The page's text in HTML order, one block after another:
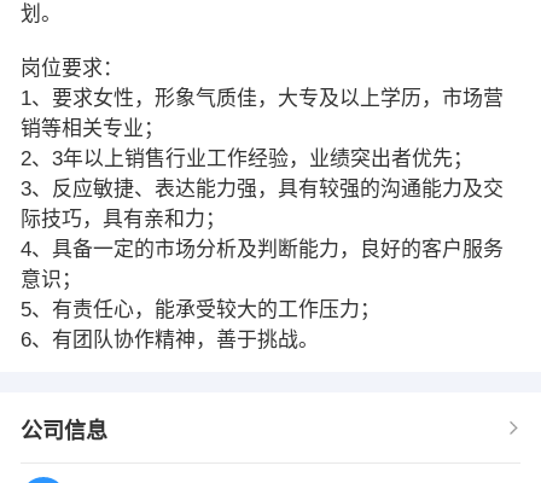
划。
岗位要求：
1、要求女性，形象气质佳，大专及以上学历，市场营
销等相关专业；
2、3年以上销售行业工作经验，业绩突出者优先；
3、反应敏捷、表达能力强，具有较强的沟通能力及交
际技巧，具有亲和力；
4、具备一定的市场分析及判断能力，良好的客户服务
意识；
5、有责任心，能承受较大的工作压力；
6、有团队协作精神，善于挑战。
公司信息